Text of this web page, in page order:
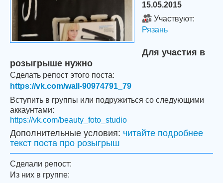
15.05.2015
Участвуют:
Рязань
Для участия в
розыгрыше нужно
Сделать репост этого поста:
https://vk.com/wall-90974791_79
Вступить в группы или подружиться со следующими
аккаунтами:
https://vk.com/beauty_foto_studio
Дополнительные условия: читайте подробнее
текст поста про розыгрыш
Сделали репост:
Из них в группе: